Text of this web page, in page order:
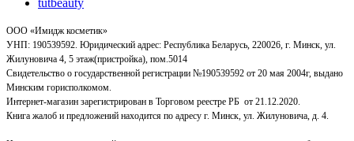
tutbeauty
ООО «Имидж косметик»
УНП: 190539592. Юридический адрес: Республика Беларусь, 220026, г. Минск, ул.
Жилуновича 4, 5 этаж(пристройка), пом.5014
Свидетельство о государственной регистрации №190539592 от 20 мая 2004г, выдано
Минским горисполкомом.
Интернет-магазин зарегистрирован в Торговом реестре РБ от 21.12.2020.
Книга жалоб и предложений находится по адресу г. Минск, ул. Жилуновича, д. 4.